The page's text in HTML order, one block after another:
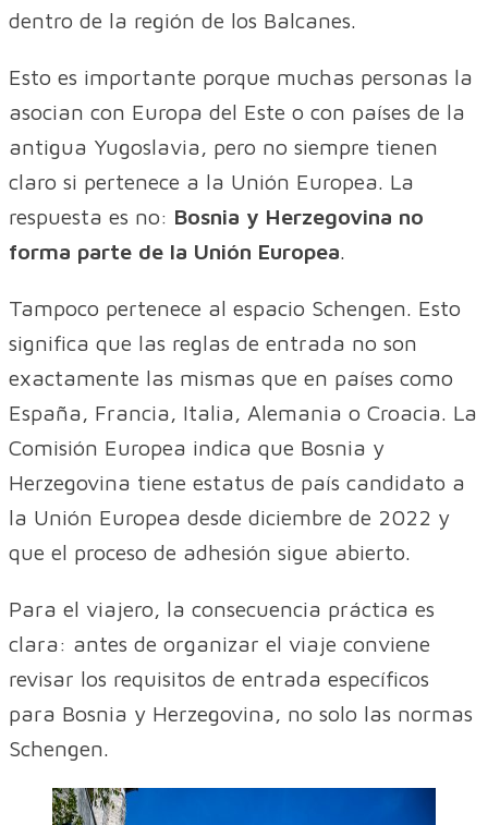
dentro de la región de los Balcanes.
Esto es importante porque muchas personas la
asocian con Europa del Este o con países de la
antigua Yugoslavia, pero no siempre tienen
claro si pertenece a la Unión Europea. La
respuesta es no: Bosnia y Herzegovina no
forma parte de la Unión Europea.
Tampoco pertenece al espacio Schengen. Esto
significa que las reglas de entrada no son
exactamente las mismas que en países como
España, Francia, Italia, Alemania o Croacia. La
Comisión Europea indica que Bosnia y
Herzegovina tiene estatus de país candidato a
la Unión Europea desde diciembre de 2022 y
que el proceso de adhesión sigue abierto.
Para el viajero, la consecuencia práctica es
clara: antes de organizar el viaje conviene
revisar los requisitos de entrada específicos
para Bosnia y Herzegovina, no solo las normas
Schengen.